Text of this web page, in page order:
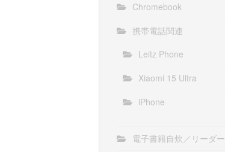
Chromebook
携帯電話関連
Leitz Phone
Xiaomi 15 Ultra
iPhone
電子書籍自炊／リーダー